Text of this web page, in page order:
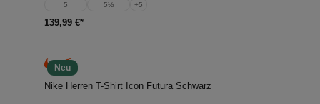
5 5½ +5
139,99 €*
Neu
Nike Herren T-Shirt Icon Futura Schwarz